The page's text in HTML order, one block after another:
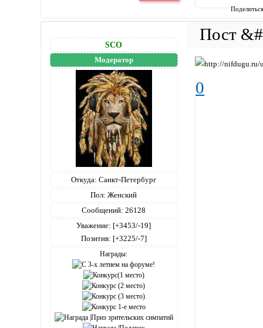
SCO
Модератор
Откуда: Санкт-Петербург
Пол: Женский
Сообщений: 26128
Уважение: [+3453/-19]
Позитив: [+3225/-7]
Награды:
0